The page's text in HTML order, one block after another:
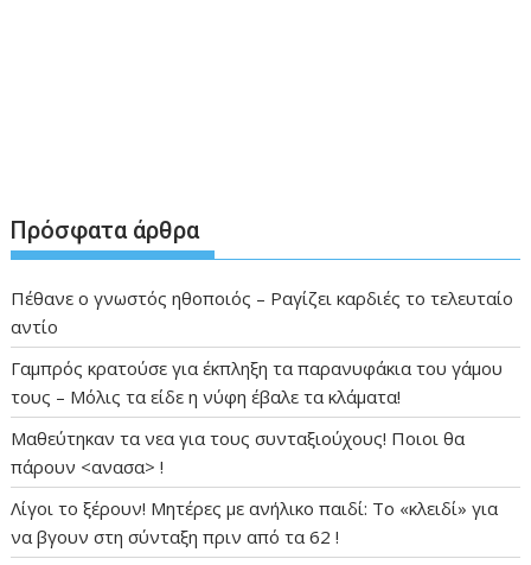
Πρόσφατα άρθρα
Πέθανε ο γνωστός ηθοποιός – Ραγίζει καρδιές το τελευταίο
αντίο
Γαμπρός κρατούσε για έκπληξη τα παρανυφάκια του γάμου
τους – Μόλις τα είδε η νύφη έβαλε τα κλάματα!
Μαθεύτηκαν τα νεα για τους συνταξιούχους! Ποιοι θα
πάρουν <ανασα> !
Λίγοι το ξέρουν! Μητέρες με ανήλικο παιδί: Το «κλειδί» για
να βγουν στη σύνταξη πριν από τα 62 !